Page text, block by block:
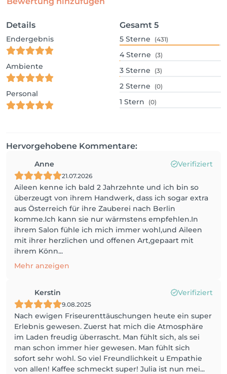
Details
Endergebnis
Ambiente
Personal
Gesamt 5
5 Sterne (431)
4 Sterne (3)
3 Sterne (3)
2 Sterne (0)
1 Stern (0)
Hervorgehobene Kommentare:
Anne Verifiziert
21.07.2026
Aileen kenne ich bald 2 Jahrzehnte und ich bin so
überzeugt von ihrem Handwerk, dass ich sogar extra
aus Österreich für ihre Zauberei nach Berlin
komme.Ich kann sie nur wärmstens empfehlen.In
ihrem Salon fühle ich mich immer wohl,und Aileen
mit ihrer herzlichen und offenen Art,gepaart mit
ihrem Könn...
Mehr anzeigen
Kerstin Verifiziert
9.08.2025
Nach ewigen Friseurenttäuschungen heute ein super
Erlebnis gewesen. Zuerst hat mich die Atmosphäre
im Laden freudig überrascht. Man fühlt sich, als sei
man schon immer hier gewesen. Man fühlt sich
sofort sehr wohl. So viel Freundlichkeit u Empathie
von allen! Kaffee schmeckt super! Julia ist nun mei...